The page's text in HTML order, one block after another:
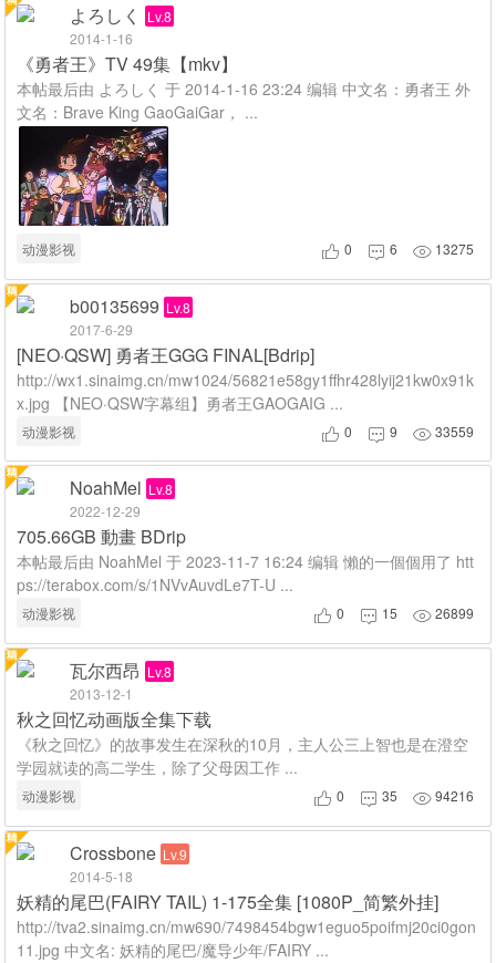
よろしく
Lv.8
2014-1-16
《勇者王》TV 49集【mkv】
本帖最后由 よろしく 于 2014-1-16 23:24 编辑 中文名：勇者王 外
文名：Brave King GaoGaiGar， ...
动漫影视  0  6  13275
b00135699 Lv.8
2017-6-29
[NEO·QSW] 勇者王GGG FINAL[Bdrip]
http://wx1.sinaimg.cn/mw1024/56821e58gy1ffhr428lyij21kw0x91k
x.jpg 【NEO·QSW字幕组】勇者王GAOGAIG ...
动漫影视  0  9 33559
NoahMel Lv.8
2022-12-29
705.66GB 動畫 BDrip
本帖最后由 NoahMel 于 2023-11-7 16:24 编辑 懶的一個個用了 htt
ps://terabox.com/s/1NVvAuvdLe7T-U ...
动漫影视  0  15 26899
瓦尔西昂 Lv.8
2013-12-1
秋之回忆动画版全集下载
《秋之回忆》的故事发生在深秋的10月，主人公三上智也是在澄空
学园就读的高二学生，除了父母因工作 ...
动漫影视  0  35 94216
Crossbone Lv.9
2014-5-18
妖精的尾巴(FAIRY TAIL) 1-175全集 [1080P_简繁外挂]
http://tva2.sinaimg.cn/mw690/7498454bgw1eguo5poifmj20ci0gon
11.jpg 中文名: 妖精的尾巴/魔导少年/FAIRY ...